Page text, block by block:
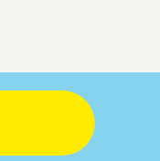
Cerrar